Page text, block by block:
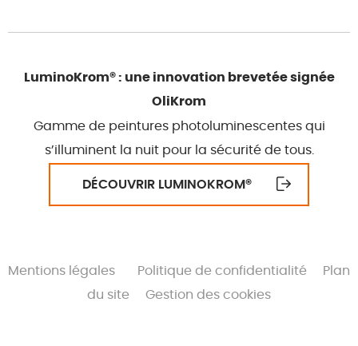
LuminoKrom® : une innovation brevetée signée
OliKrom
Gamme de peintures photoluminescentes qui
s’illuminent la nuit pour la sécurité de tous.
DÉCOUVRIR LUMINOKROM®
Mentions légales Politique de confidentialité
Plan
du site
Gestion des cookies